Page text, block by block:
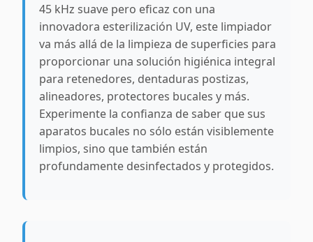
45 kHz suave pero eficaz con una
innovadora esterilización UV, este limpiador
va más allá de la limpieza de superficies para
proporcionar una solución higiénica integral
para retenedores, dentaduras postizas,
alineadores, protectores bucales y más.
Experimente la confianza de saber que sus
aparatos bucales no sólo están visiblemente
limpios, sino que también están
profundamente desinfectados y protegidos.